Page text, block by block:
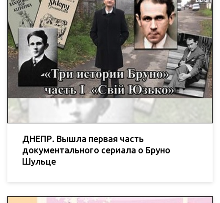
ДНЕПР. Вышла первая часть
документального сериала о Бруно
Шульце